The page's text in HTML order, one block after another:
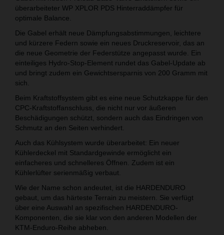
überarbeiteter WP XPLOR PDS Hinterraddämpfer für
optimale Balance.
Die Gabel erhält neue Dämpfungsabstimmungen, leichtere
und kürzere Federn sowie ein neues Druckreservoir, das an
die neue Geometrie der Federstütze angepasst wurde. Ein
einteiliges Hydro-Stop-Element rundet das Gabel-Update ab
und bringt zudem ein Gewichtsersparnis von 200 Gramm mit
sich.
Beim Kraftstoffsystem gibt es eine neue Schutzkappe für den
CPC-Kraftstoffanschluss, die nicht nur vor äußeren
Beschädigungen schützt, sondern auch das Eindringen von
Schmutz an den Seiten verhindert.
Auch das Kühlsystem wurde überarbeitet: Ein neuer
Kühlerdeckel mit Standardgewinde ermöglicht ein
einfacheres und schnelleres Öffnen. Zudem ist ein
Kühlerlüfter serienmäßig verbaut.
Wie der Name schon andeutet, ist die HARDENDURO
gebaut, um das härteste Terrain zu meistern. Sie verfügt
über eine Auswahl an spezifischen HARDENDURO-
Komponenten, die sie klar von den anderen Modellen der
KTM-Enduro-Reihe abheben.